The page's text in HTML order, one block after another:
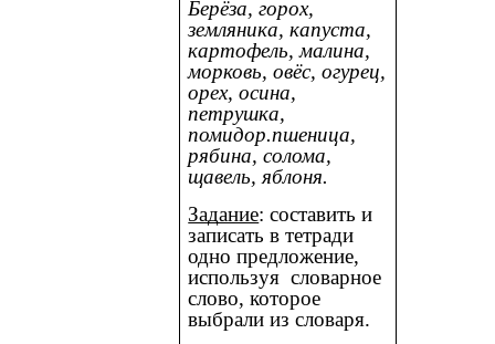
Берёза, горох,
земляника, капуста,
картофель, малина,
морковь, овёс, огурец,
орех, осина,
петрушка,
помидор.пшеница,
рябина, солома,
щавель, яблоня.
Задание: составить и
записать в тетради
одно предложение,
используя словарное
слово, которое
выбрали из словаря.